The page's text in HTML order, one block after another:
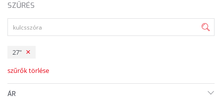
SZŰRÉS
27"
szűrők törlése
ÁR